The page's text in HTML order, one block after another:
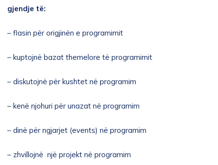
gjendje të:
– flasin për origjinën e programimit
– kuptojnë bazat themelore të programimit
– diskutojnë për kushtet në programim
– kenë njohuri për unazat në programim
– dinë për ngjarjet (events) në programim
– zhvillojnë një projekt në programim